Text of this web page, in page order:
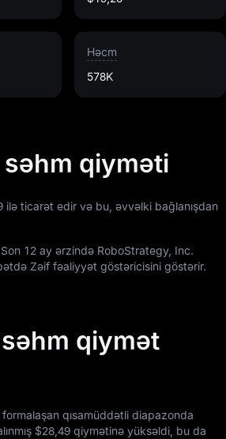
Həcm
578K
qiyməti
ilə ticarət edir və bu, əvvəlki bağlanışdan
12 ay ərzində RoboStrategy, Inc.
Zəif fəaliyyət göstəricisini göstərir.
qiymət
qısamüddətli diapazonda
$28,49 qiymətinə yüksəldi, bu da